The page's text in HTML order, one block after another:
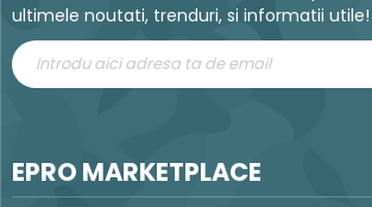
ultimele noutati, trenduri, si informatii utile!
EPRO MARKETPLACE